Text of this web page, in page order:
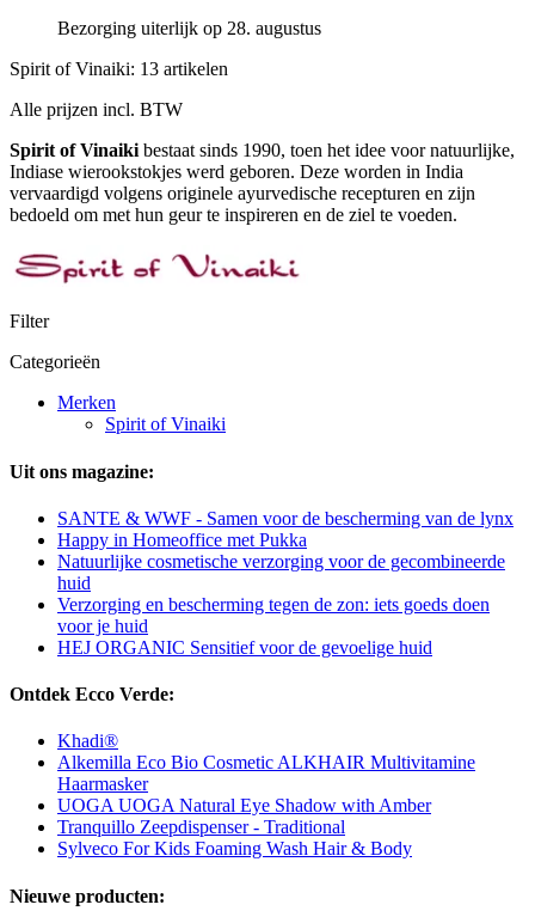
Bezorging uiterlijk op 28. augustus
Spirit of Vinaiki: 13 artikelen
Alle prijzen incl. BTW
Spirit of Vinaiki bestaat sinds 1990, toen het idee voor natuurlijke,
Indiase wierookstokjes werd geboren. Deze worden in India
vervaardigd volgens originele ayurvedische recepturen en zijn
bedoeld om met hun geur te inspireren en de ziel te voeden.
Filter
Categorieën
Merken
Spirit of Vinaiki
Uit ons magazine:
SANTE & WWF - Samen voor de bescherming van de lynx
Happy in Homeoffice met Pukka
Natuurlijke cosmetische verzorging voor de gecombineerde
huid
Verzorging en bescherming tegen de zon: iets goeds doen
voor je huid
HEJ ORGANIC Sensitief voor de gevoelige huid
Ontdek Ecco Verde:
Khadi®
Alkemilla Eco Bio Cosmetic ALKHAIR Multivitamine
Haarmasker
UOGA UOGA Natural Eye Shadow with Amber
Tranquillo Zeepdispenser - Traditional
Sylveco For Kids Foaming Wash Hair & Body
Nieuwe producten: